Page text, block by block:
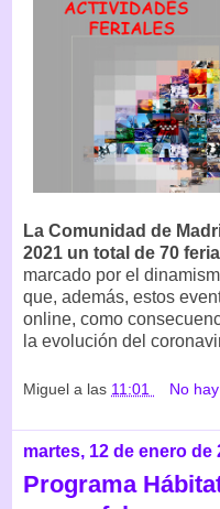
La Comunidad de
2021 un total de 70
marcado por el
que, además, estos
online, como
la evolución del
Miguel a las 11:01 No
martes, 12 de enero de
Programa